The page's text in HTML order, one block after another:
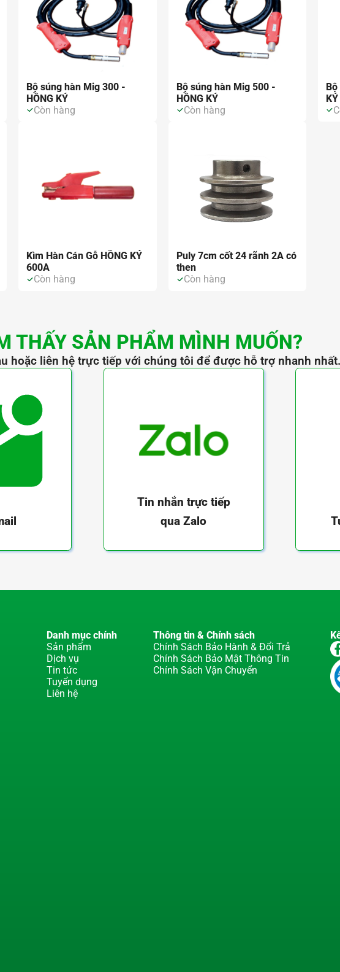
Bộ súng hàn Mig 300 -
HỒNG KÝ
Còn hàng
Bộ súng hàn Mig 500 -
HỒNG KÝ
Còn hàng
KÝ
Kìm Hàn Cán Gỗ HỒNG KÝ
600A
Còn hàng
Puly 7cm cốt 24 rãnh 2A có
then
Còn hàng
THẤY SẢN PHẨM MÌNH MUỐN?
hoặc liên hệ trực tiếp với chúng tôi để được hỗ trợ nhanh nhất.
Tin nhắn trực tiếp
qua Zalo
Danh mục chính
Sản phẩm
Dịch vụ
Tin tức
Tuyển dụng
Liên hệ
Thông tin & Chính sách
Chính Sách Bảo Hành & Đổi Trả
Chính Sách Bảo Mật Thông Tin
Chính Sách Vận Chuyển